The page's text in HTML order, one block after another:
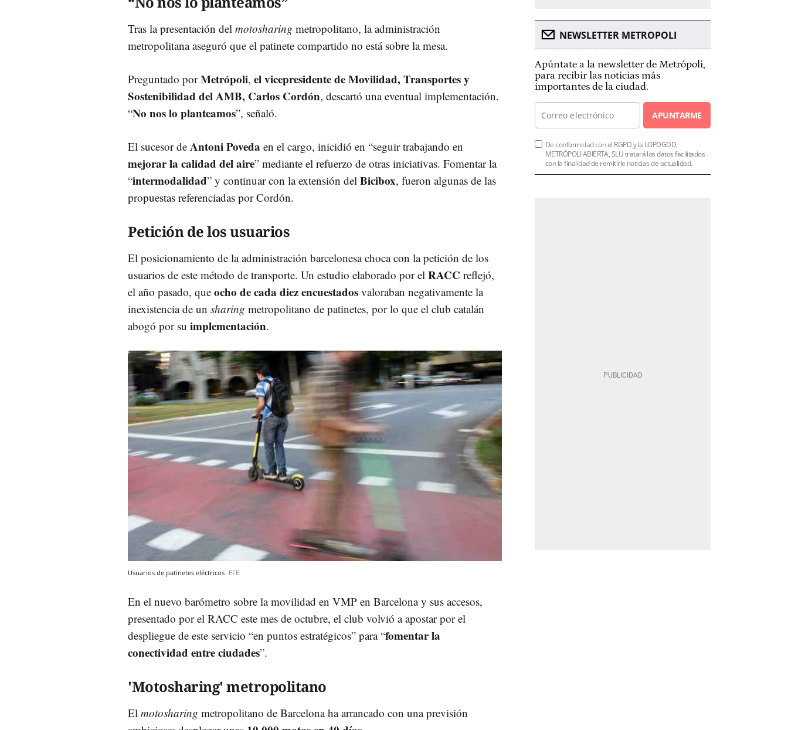
Tras la presentación del motosharing metropolitano, la administración
metropolitana aseguró que el patinete compartido no está sobre la mesa.
Preguntado porMetrópoli, el vicepresidente de Movilidad, Transportes y
Sostenibilidad del AMB, Carlos Cordón, descartó una eventual implementación.
“No nos lo planteamos”, señaló.
El sucesor de Antoni Poveda en el cargo, inicidió en “seguir trabajando en
mejorar la calidad del aire” mediante el refuerzo de otras iniciativas. Fomentar la
“intermodalidad” y continuar con la extensión del Bicibox, fueron algunas de las
propuestas referenciadas por Cordón.
Petición de los usuarios
El posicionamiento de la administración barcelonesa choca con la petición de los
usuarios de este método de transporte. Un estudio elaborado por el RACC reflejó,
el año pasado, que ocho de cada diez encuestados valoraban negativamente la
inexistencia de un sharing metropolitano de patinetes, por lo que el club catalán
abogó por su implementación.
Usuarios de patinetes eléctricos EFE
En el nuevo barómetro sobre la movilidad en VMP en Barcelona y sus accesos,
presentado por el RACC este mes de octubre, el club volvió a apostar por el
despliegue de este servicio “en puntos estratégicos” para “fomentar la
conectividad entre ciudades”.
'Motosharing' metropolitano
El motosharing metropolitano de Barcelona ha arrancado con una previsión
NEWSLETTER METROPOLI
Apúntate a la newsletter de Metrópoli,
para recibir las noticias más
importantes de la ciudad.
APUNTARME
De conformidad con el RGPD y la LOPDGDD,
METRÓPOLI ABIERTA, SLU tratará los datos facilitados
con la finalidad de remitirle noticias de actualidad.